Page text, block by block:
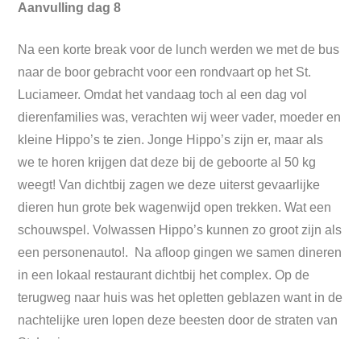
Aanvulling dag 8
Na een korte break voor de lunch werden we met de bus
naar de boor gebracht voor een rondvaart op het St.
Luciameer. Omdat het vandaag toch al een dag vol
dierenfamilies was, verachten wij weer vader, moeder en
kleine Hippo’s te zien. Jonge Hippo’s zijn er, maar als
we te horen krijgen dat deze bij de geboorte al 50 kg
weegt! Van dichtbij zagen we deze uiterst gevaarlijke
dieren hun grote bek wagenwijd open trekken. Wat een
schouwspel. Volwassen Hippo’s kunnen zo groot zijn als
een personenauto!. Na afloop gingen we samen dineren
in een lokaal restaurant dichtbij het complex. Op de
terugweg naar huis was het opletten geblazen want in de
nachtelijke uren lopen deze beesten door de straten van